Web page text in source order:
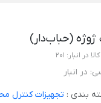
ژوژه (حباب‌دار)
در انبار: 201
در انبار
بندی : تجهیزات کنترل